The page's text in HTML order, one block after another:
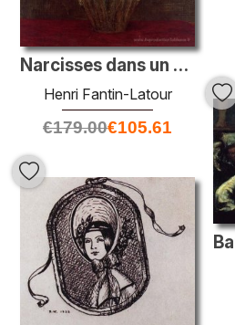
Narcisses dans un vase en verre opaline
Henri Fantin-Latour
€179.00€105.61